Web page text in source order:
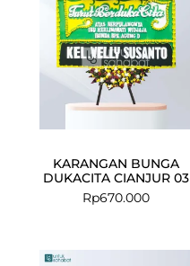
KARANGAN BUNGA
DUKACITA CIANJUR 03
Rp670.000